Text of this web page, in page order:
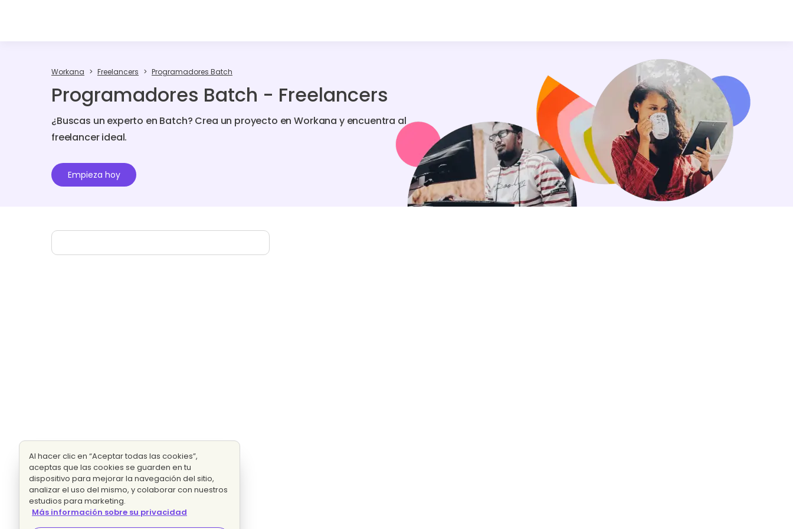
Workana Freelancers Programadores Batch
Programadores Batch - Freelancers
¿Buscas un experto en Batch? Crea un proyecto en Workana y encuentra al
freelancer ideal.
Empieza hoy
Al hacer clic en “Aceptar todas las cookies”,
aceptas que las cookies se guarden en tu
dispositivo para mejorar la navegación del sitio,
analizar el uso del mismo, y colaborar con nuestros
estudios para marketing.
Más información sobre su privacidad